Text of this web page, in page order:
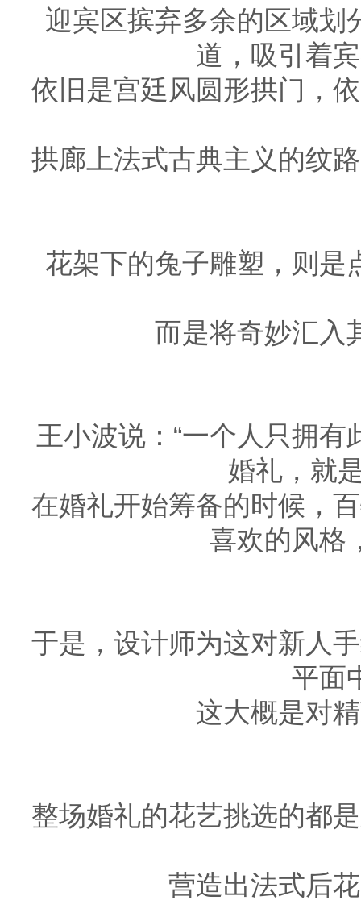
迎宾区摈弃多余的区域划
道，吸引着
依旧是宫廷风圆形拱门，
拱廊上法式古典主义的纹
花架下的兔子雕塑，则是
而是将奇妙汇入
王小波说：“一个人只拥
婚礼，就
在婚礼开始筹备的时候，
喜欢的风格
于是，设计师为这对新人
平面
这大概是对
整场婚礼的花艺挑选的都
营造出法式后